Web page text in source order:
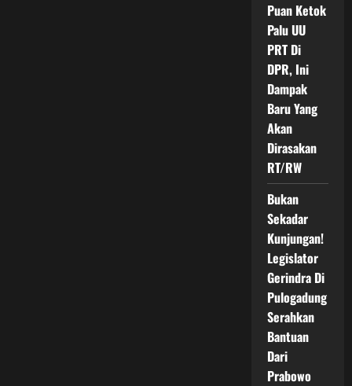
Puan Ketok
Palu UU
PRT Di
DPR, Ini
Dampak
Baru Yang
Akan
Dirasakan
RT/RW
Bukan
Sekadar
Kunjungan!
Legislator
Gerindra Di
Pulogadung
Serahkan
Bantuan
Dari
Prabowo